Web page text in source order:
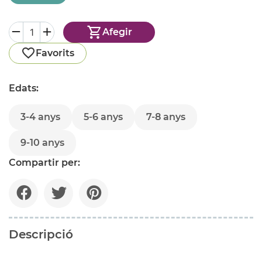
Afegir
Favorits
Edats:
3-4 anys 5-6 anys 7-8 anys
9-10 anys
Compartir per:
Descripció